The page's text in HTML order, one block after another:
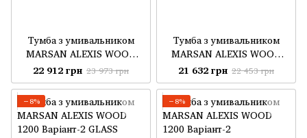
Тумба з умивальником
MARSAN ALEXIS WOOD
700 Варіант 1
22 912 грн 23 973 грн
Тумба з умивальником
MARSAN ALEXIS WOOD
600 Варіант 1
21 632 грн 22 453 грн
−8% −8%